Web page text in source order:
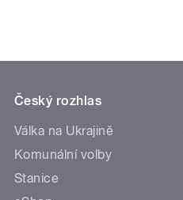
Český rozhlas
Válka na Ukrajině
Komunální volby
Stanice